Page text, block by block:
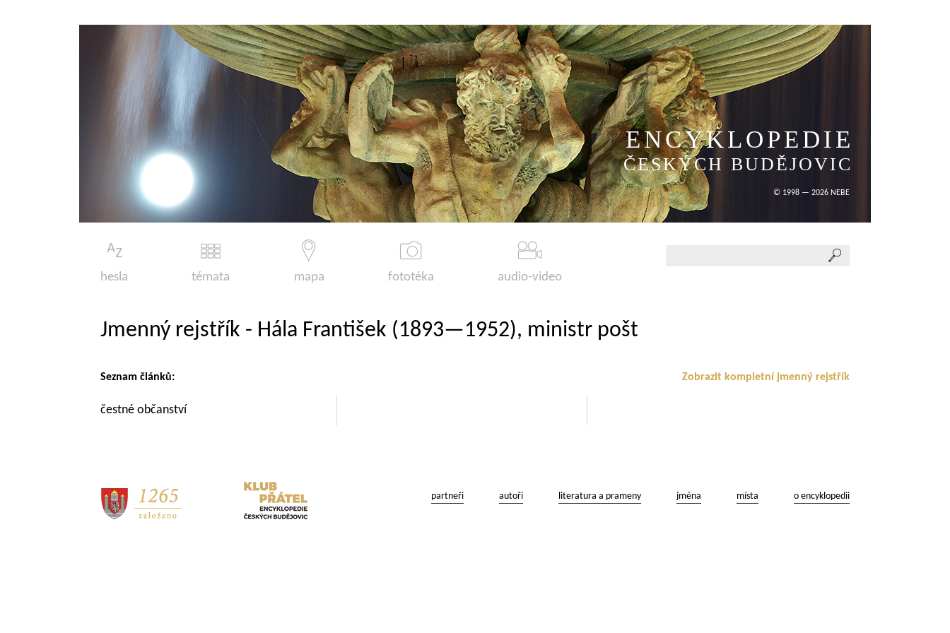
ENCYKLOPEDIE
ČESKÝCH BUDĚJOVIC
© 1998 — 2026 NEBE
hesla témata mapa fototéka audio-video
Jmenný rejstřík - Hála František (1893—1952), ministr pošt
Zobrazit kompletní jmenný rejstřík
Seznam článků:
čestné občanství
partneři autoři literatura a prameny jména místa o encyklopedii